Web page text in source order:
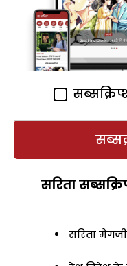
सरिता
सरिता